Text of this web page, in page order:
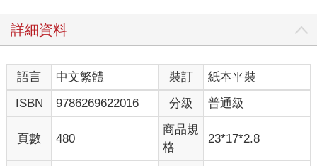
詳細資料
語言 中文繁體 裝訂
紙本平裝
ISBN
9786269622016 分級 普通級
頁數 480
商品規
格
23*17*2.8